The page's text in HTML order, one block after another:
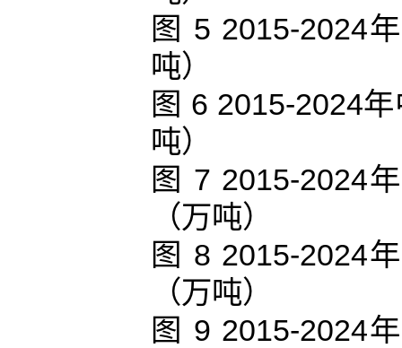
图 5 2015-2024
吨）
图 6 2015-2024
吨）
图 7 2015-2024
（万吨）
图 8 2015-2024
（万吨）
图 9 2015-2024